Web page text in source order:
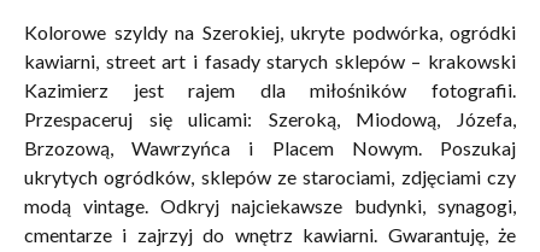
Kolorowe szyldy na Szerokiej, ukryte podwórka, ogródki
kawiarni, street art i fasady starych sklepów – krakowski
Kazimierz jest rajem dla miłośników fotografii.
Przespaceruj się ulicami: Szeroką, Miodową, Józefa,
Brzozową, Wawrzyńca i Placem Nowym. Poszukaj
ukrytych ogródków, sklepów ze starociami, zdjęciami czy
modą vintage. Odkryj najciekawsze budynki, synagogi,
cmentarze i zajrzyj do wnętrz kawiarni. Gwarantuję, że